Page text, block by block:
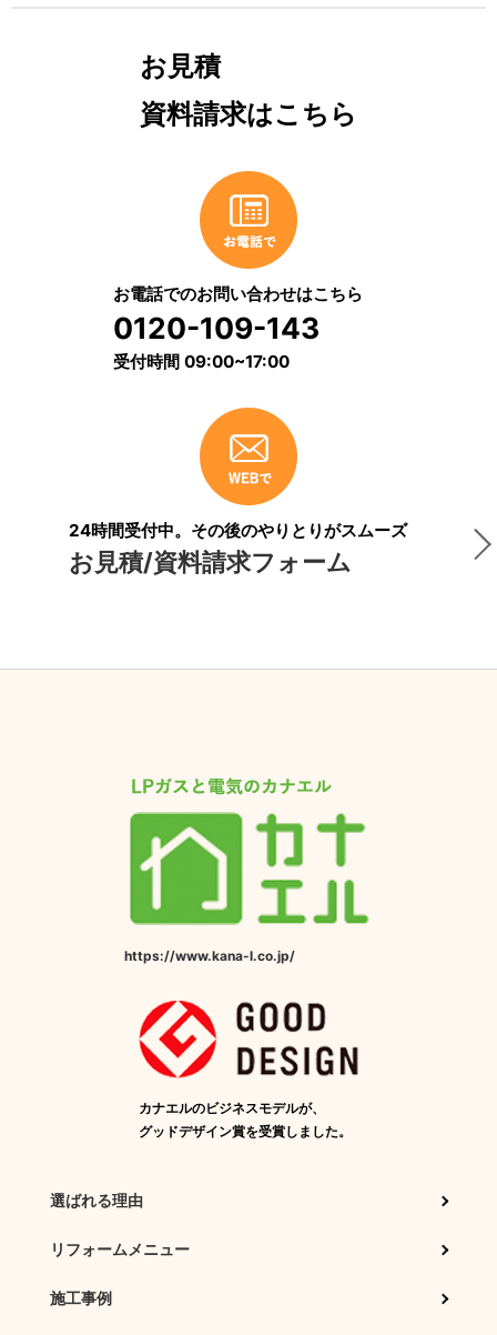
お見積
資料請求はこちら
お電話でのお問い合わせはこちら
0120-109-143
受付時間 09:00~17:00
24時間受付中。その後のやりとりがスムーズ
お見積/資料請求フォーム
https://www.kana-l.co.jp/
カナエルのビジネスモデルが、
グッドデザイン賞を受賞しました。
選ばれる理由
リフォームメニュー
施工事例